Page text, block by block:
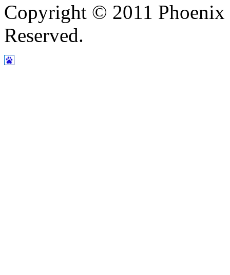
Copyright © 2011
Reserved.